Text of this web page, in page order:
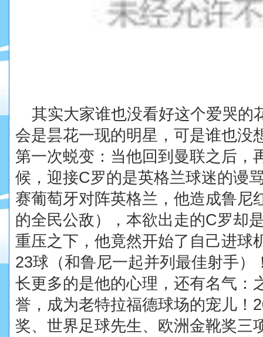
其实大家谁也没看好这个爱哭的
会是昙花一现的明星，可是谁也没
第一次蜕变：当他回到曼联之后，
候，迎接C罗的是英格兰球迷的谩
赛葡萄牙对阵英格兰，他造成鲁尼
的全民公敌），本欲出走的C罗却
重压之下，他竟然开始了自己进球
23球（和鲁尼一起并列最佳射手）
长更多的是他的心理，还有名气：
誉，成为老特拉福德球场的宠儿！
奖、世界足球先生、 欧洲金靴奖三